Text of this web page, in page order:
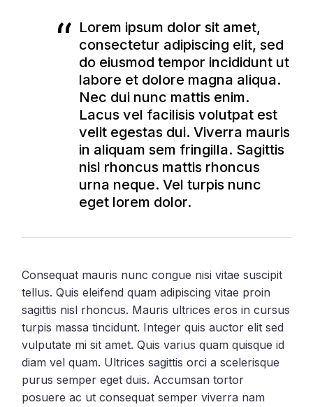
Lorem ipsum dolor sit amet,
consectetur adipiscing elit, sed
do eiusmod tempor incididunt ut
labore et dolore magna aliqua.
Nec dui nunc mattis enim.
Lacus vel facilisis volutpat est
velit egestas dui. Viverra mauris
in aliquam sem fringilla. Sagittis
nisl rhoncus mattis rhoncus
urna neque. Vel turpis nunc
eget lorem dolor.
Consequat mauris nunc congue nisi vitae suscipit
tellus. Quis eleifend quam adipiscing vitae proin
sagittis nisl rhoncus. Mauris ultrices eros in cursus
turpis massa tincidunt. Integer quis auctor elit sed
vulputate mi sit amet. Quis varius quam quisque id
diam vel quam. Ultrices sagittis orci a scelerisque
purus semper eget duis. Accumsan tortor
posuere ac ut consequat semper viverra nam